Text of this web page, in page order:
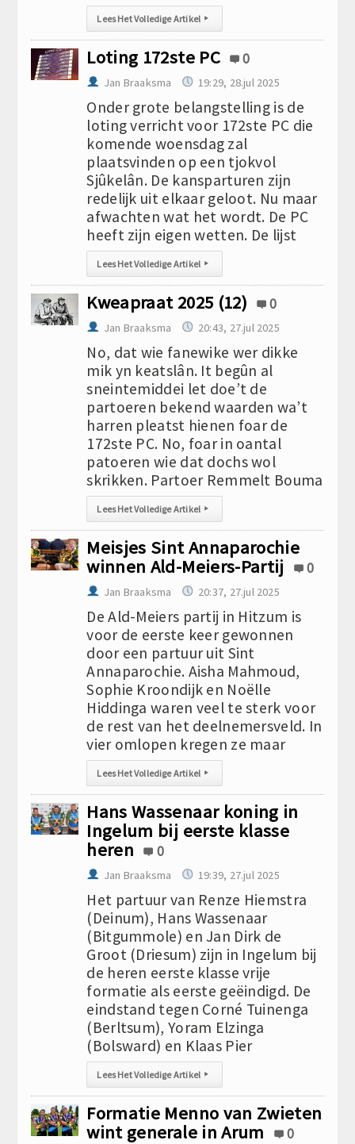
Lees Het Volledige Artikel ▸
Loting 172ste PC 0
Jan Braaksma 19:29, 28.jul 2025
Onder grote belangstelling is de
loting verricht voor 172ste PC die
komende woensdag zal
plaatsvinden op een tjokvol
Sjûkelân. De kansparturen zijn
redelijk uit elkaar geloot. Nu maar
afwachten wat het wordt. De PC
heeft zijn eigen wetten. De lijst
Lees Het Volledige Artikel ▸
Kweapraat 2025 (12) 0
Jan Braaksma 20:43, 27.jul 2025
No, dat wie fanewike wer dikke
mik yn keatslân. It begûn al
sneintemiddei let doe’t de
partoeren bekend waarden wa’t
harren pleatst hienen foar de
172ste PC. No, foar in oantal
patoeren wie dat dochs wol
skrikken. Partoer Remmelt Bouma
Lees Het Volledige Artikel ▸
Meisjes Sint Annaparochie
winnen Ald-Meiers-Partij
0
Jan Braaksma 20:37, 27.jul 2025
De Ald-Meiers partij in Hitzum is
voor de eerste keer gewonnen
door een partuur uit Sint
Annaparochie. Aisha Mahmoud,
Sophie Kroondijk en Noëlle
Hiddinga waren veel te sterk voor
de rest van het deelnemersveld. In
vier omlopen kregen ze maar
Lees Het Volledige Artikel ▸
Hans Wassenaar koning in
Ingelum bij eerste klasse
heren
0
Jan Braaksma 19:39, 27.jul 2025
Het partuur van Renze Hiemstra
(Deinum), Hans Wassenaar
(Bitgummole) en Jan Dirk de
Groot (Driesum) zijn in Ingelum bij
de heren eerste klasse vrije
formatie als eerste geëindigd. De
eindstand tegen Corné Tuinenga
(Berltsum), Yoram Elzinga
(Bolsward) en Klaas Pier
Lees Het Volledige Artikel ▸
Formatie Menno van Zwieten
wint generale in Arum
0